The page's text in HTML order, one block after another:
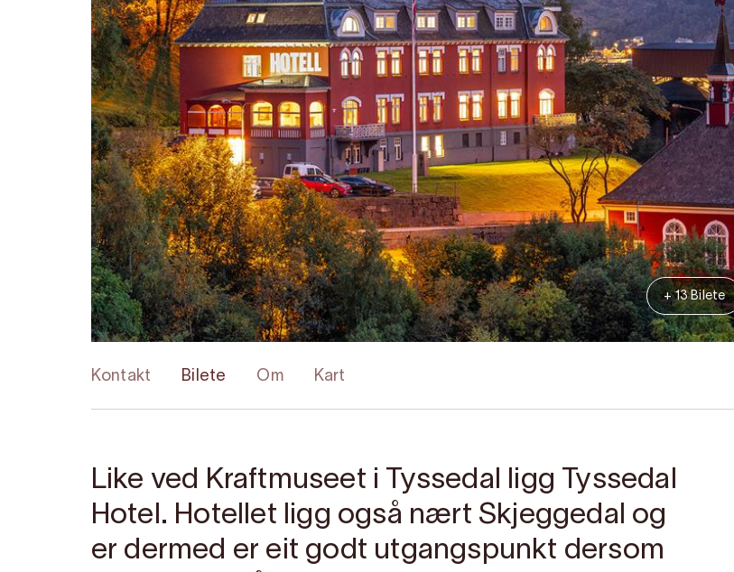
+ 13 Bilete
Kontakt Bilete Om Kart
Like ved Kraftmuseet i Tyssedal ligg Tyssedal
Hotel. Hotellet ligg også nært Skjeggedal og
er dermed er eit godt utgangspunkt dersom